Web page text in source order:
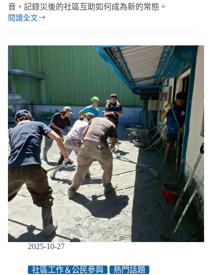
音，記錄災後的社區互助如何成為新的常態。
閱讀全文
【專
花
蓮
災
後】
二
次
災
難、
假
警
報
與
防
災
的
日
常
2025-10-27
社區工作＆公民參與 熱門話題